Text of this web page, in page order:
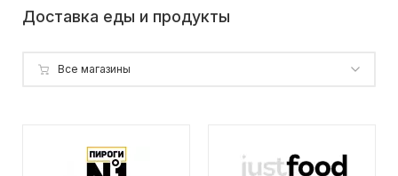
Доставка еды и продукты
Все магазины